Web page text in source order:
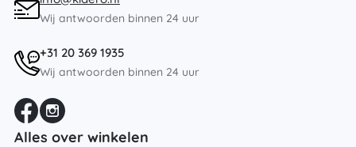
Wij antwoorden binnen 24 uur
+31 20 369 1935
Wij antwoorden binnen 24 uur
Alles over winkelen